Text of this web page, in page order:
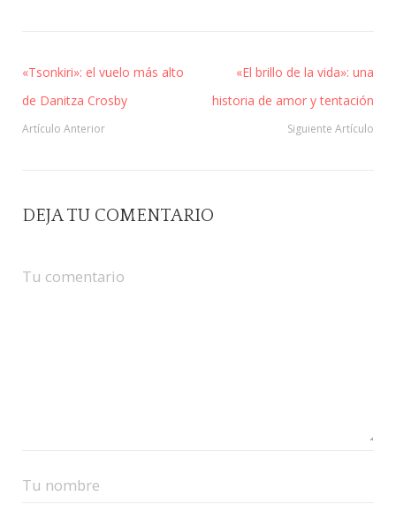
«Tsonkiri»: el vuelo más alto
de Danitza Crosby
Artículo Anterior
«El brillo de la vida»: una
historia de amor y tentación
Siguiente Artículo
DEJA TU COMENTARIO